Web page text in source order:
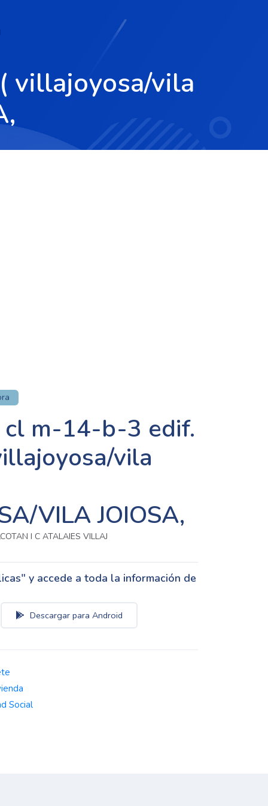
villajoyosa/vila
cl m-14-b-3 edif.
vila
VILA JOIOSA,
I C ATALAIES VILLAJ
y accede a toda la información de
Descargar para Android
Social